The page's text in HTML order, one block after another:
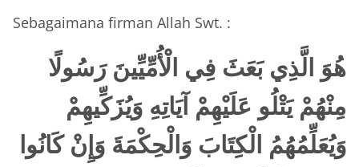
Sebagaimana firman Allah Swt. :
هُوَ الَّذِي بَعَثَ فِي الْأُمِّيِّينَ رَسُولًا
مِنْهُمْ يَتْلُو عَلَيْهِمْ آيَاتِهِ وَيُزَكِّيهِمْ
وَيُعَلِّمُهُمُ الْكِتَابَ وَالْحِكْمَةَ وَإِنْ كَانُوا